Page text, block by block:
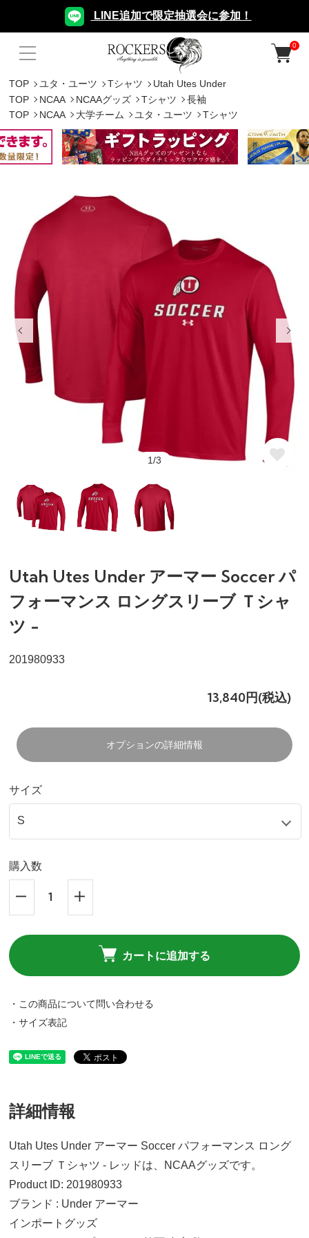
LINE追加で限定抽選会に参加！
0
TOP ユタ・ユーツ Tシャツ
Utah Utes Under
TOP
NCAA NCAAグッズ Tシャツ
長袖
TOP
NCAA 大学チーム ユタ・ユーツ Tシャツ
1/3
Utah Utes Under アーマー Soccer パ
フォーマンス ロングスリーブ Ｔシャ
ツ -
201980933
13,840円(税込)
オプションの詳細情報
サイズ
購入数
カートに追加する
・この商品について問い合わせる
・サイズ表記
詳細情報
Utah Utes Under アーマー Soccer パフォーマンス ロング
スリーブ Ｔシャツ - レッドは、NCAAグッズです。
Product ID: 201980933
ブランド : Under アーマー
インポートグッズ